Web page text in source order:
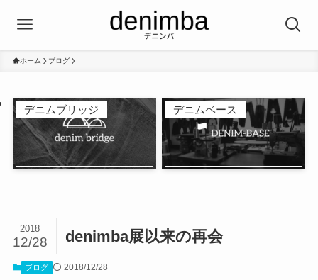
ホーム ブログ
デニムブリッジ デニムベース
denimba展以来の再会
2018
12/28
ブログ 2018/12/28